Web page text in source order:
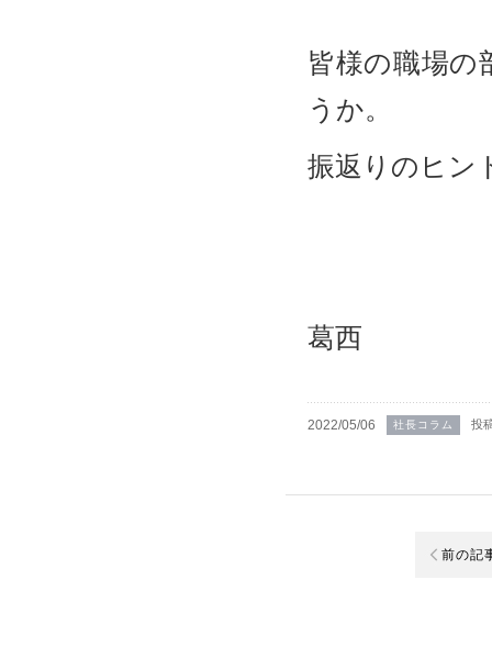
皆様の職場の
うか。
振返りのヒン
葛西
2022/05/06 社長コラム 投
前の記